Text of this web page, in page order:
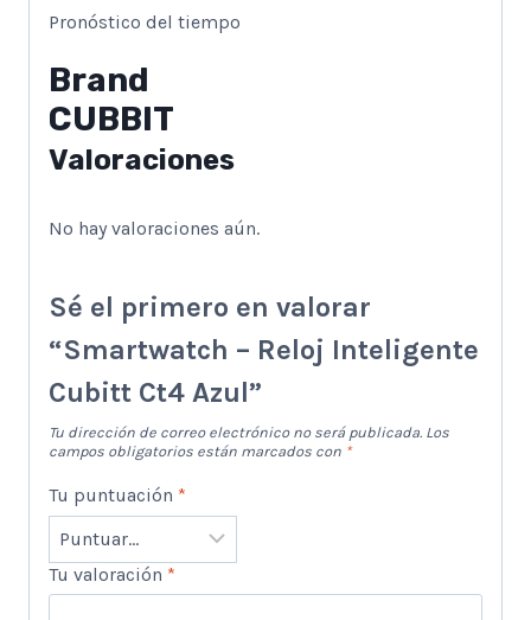
Pronóstico del tiempo
Brand
CUBBIT
Valoraciones
No hay valoraciones aún.
Sé el primero en valorar
“Smartwatch – Reloj Inteligente
Cubitt Ct4 Azul”
Tu dirección de correo electrónico no será publicada. Los
campos obligatorios están marcados con *
Tu puntuación *
Tu valoración *